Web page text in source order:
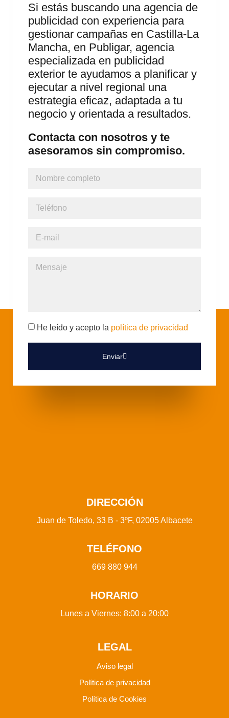
Si estás buscando una agencia de
publicidad con experiencia para
gestionar campañas en Castilla-La
Mancha, en Publigar, agencia
especializada en publicidad
exterior te ayudamos a planificar y
ejecutar a nivel regional una
estrategia eficaz, adaptada a tu
negocio y orientada a resultados.
Contacta con nosotros y te
asesoramos sin compromiso.
He leído y acepto la política de privacidad
Enviar
DIRECCIÓN
Juan de Toledo, 33 B - 3ºF, 02005 Albacete
TELÉFONO
669 880 944
HORARIO
Lunes a Viernes: 8:00 a 20:00
LEGAL
Aviso legal
Política de privacidad
Política de Cookies